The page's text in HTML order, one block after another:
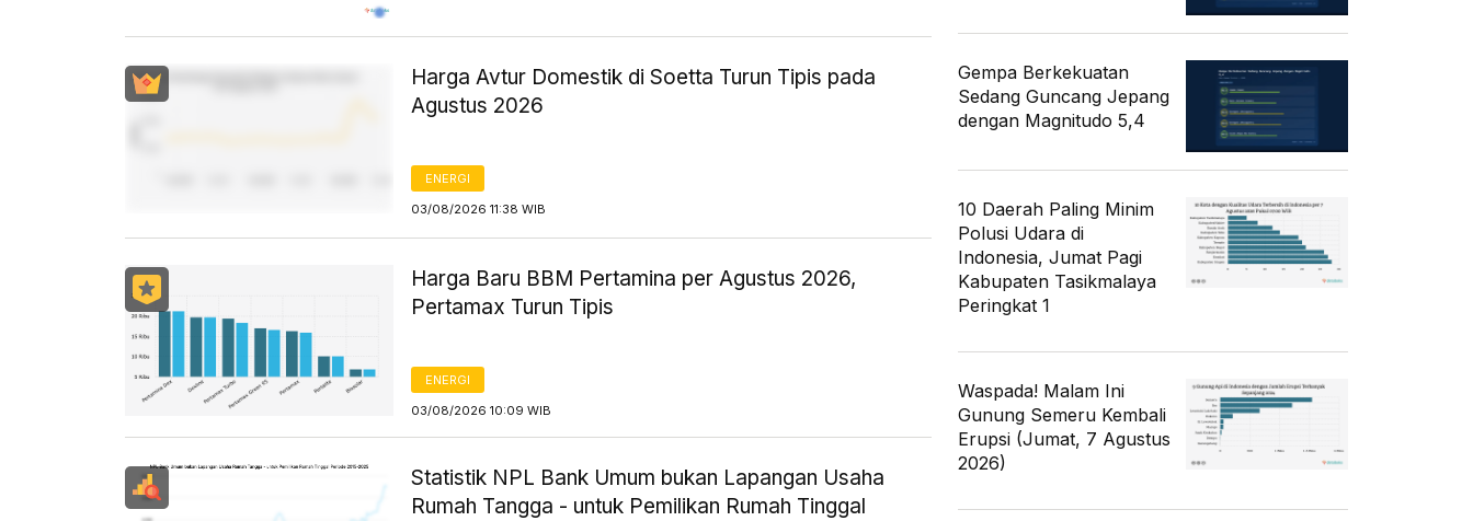
Harga Avtur Domestik di Soetta Turun Tipis pada
Agustus 2026
ENERGI
03/08/2026 11:38 WIB
Harga Baru BBM Pertamina per Agustus 2026,
Pertamax Turun Tipis
ENERGI
03/08/2026 10:09 WIB
Statistik NPL Bank Umum bukan Lapangan Usaha
Rumah Tangga - untuk Pemilikan Rumah Tinggal
Gempa Berkekuatan
Sedang Guncang Jepang
dengan Magnitudo 5,4
10 Daerah Paling Minim
Polusi Udara di
Indonesia, Jumat Pagi
Kabupaten Tasikmalaya
Peringkat 1
Waspada! Malam Ini
Gunung Semeru Kembali
Erupsi (Jumat, 7 Agustus
2026)